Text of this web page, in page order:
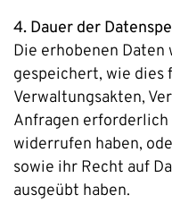
4. Dauer der
Die erhobenen Daten
gespeichert, wie dies
Verwaltungsakten,
Anfragen
widerrufen haben,
sowie ihr Recht auf
ausgeübt haben.